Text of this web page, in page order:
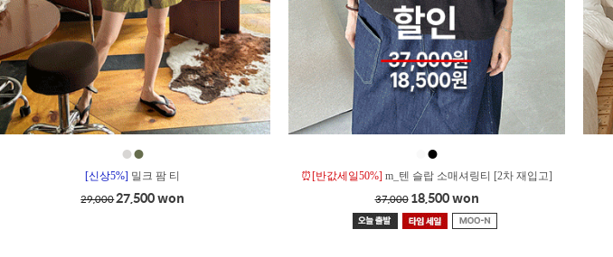
●●
[신상5%] 밀크 팜 티
29,00027,500 won
●
⏰[반값세일50%] m_텐 슬랍 소매셔링티 [2차 재입고]
37,000 18,500 won